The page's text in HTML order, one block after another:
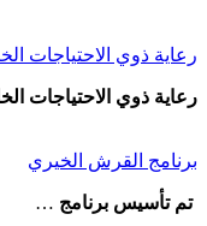
رعاية ذوي الاحتياجات
رعاية ذوي الاحتياجات
برنامج القرش الخيري
تم تأسيس برنامج …